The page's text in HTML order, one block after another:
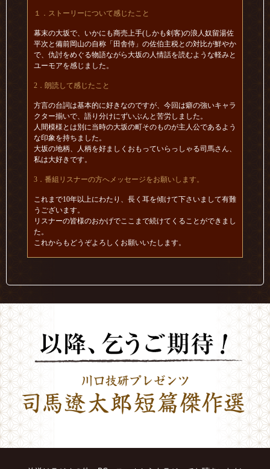
１．ストーリーについて感じたこと
幕末の大坂で、いかにも商売上手(しかも剣客)の浪人奴留湯佐
平次と備前岡山の自称「田舎侍」の佐伯主税との対比が鮮やか
で、仇討をめぐる物語ながら大坂の人情話を読むような軽みと
ユーモアを感じました。
2．朗読して感じたこと
方言の台詞は基本的に好きなのですが、今回は癖の強いキャラ
クター揃いで、語り分けにずいぶんと苦労しました。
人間模様とは別に当時の大坂の町そのものが主人公であるよう
な印象を持ちました。
大坂の地柄、人柄を好ましくおもっていらっしゃる司馬さん、
私は大好きです。
3．番組リスナーの方へメッセージをお願いします。
これまで10年以上にわたり、長く耳を傾けて下さいまして有難
うございます。
リスナーの皆様のおかげでここまで続けてくることができまし
た。
これからもどうぞよろしくお願いいたします。